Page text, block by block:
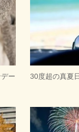
ー
30度超の真夏